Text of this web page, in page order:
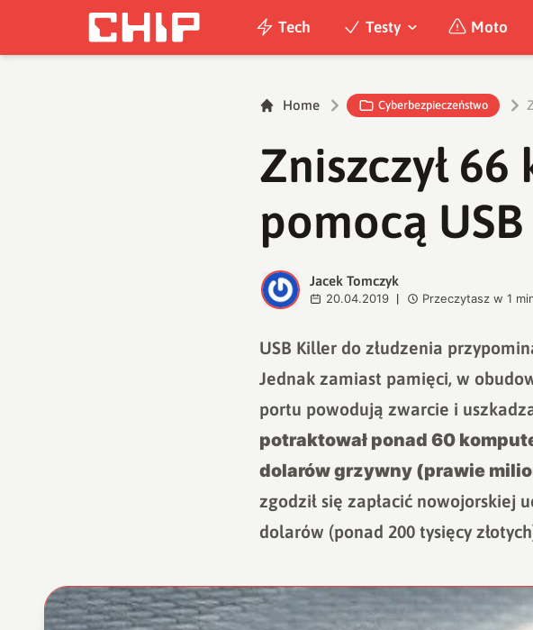
Tech Testy Moto
Home Cyberbezpieczeństwo
Zniszczył
pomocą
J Jacek Tomczyk
20.04.2019 Przeczytasz w1
USB Killer do złudzenia
Jednak zamiast pamięci, w
portu powodują zwarcie i
potraktował ponad 60
dolarów grzywny (prawie
zgodził się zapłacić nowojorskiej
dolarów (ponad 200 tysięcy